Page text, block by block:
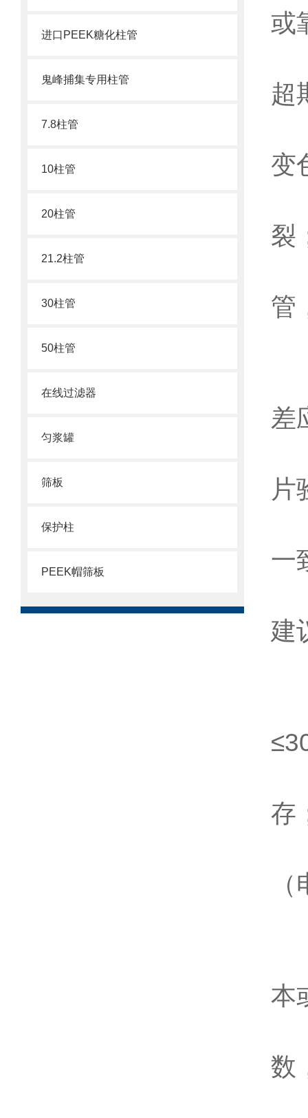
进口PEEK糖化柱管
鬼峰捕集专用柱管
7.8柱管
10柱管
20柱管
21.2柱管
30柱管
50柱管
在线过滤器
匀浆罐
筛板
保护柱
PEEK帽筛板
或
超
变
裂
管
差
片
一
建
存
本
数